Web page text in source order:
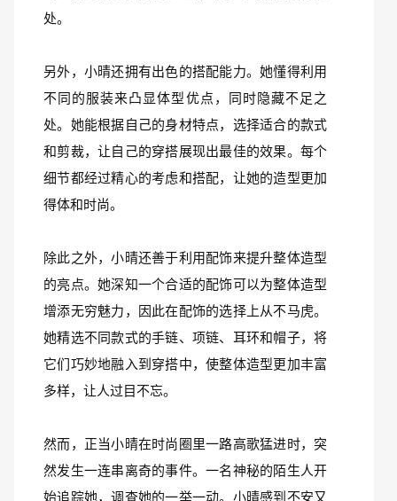
处。
另外，小晴还拥有出色的搭配能力。她懂得利用
不同的服装来凸显体型优点，同时隐藏不足之
处。她能根据自己的身材特点，选择适合的款式
和剪裁，让自己的穿搭展现出最佳的效果。每个
细节都经过精心的考虑和搭配，让她的造型更加
得体和时尚。
除此之外，小晴还善于利用配饰来提升整体造型
的亮点。她深知一个合适的配饰可以为整体造型
增添无穷魅力，因此在配饰的选择上从不马虎。
她精选不同款式的手链、项链、耳环和帽子，将
它们巧妙地融入到穿搭中，使整体造型更加丰富
多样，让人过目不忘。
然而，正当小晴在时尚圈里一路高歌猛进时，突
然发生一连串离奇的事件。一名神秘的陌生人开
始追踪她，调查她的一举一动。小晴感到不安又